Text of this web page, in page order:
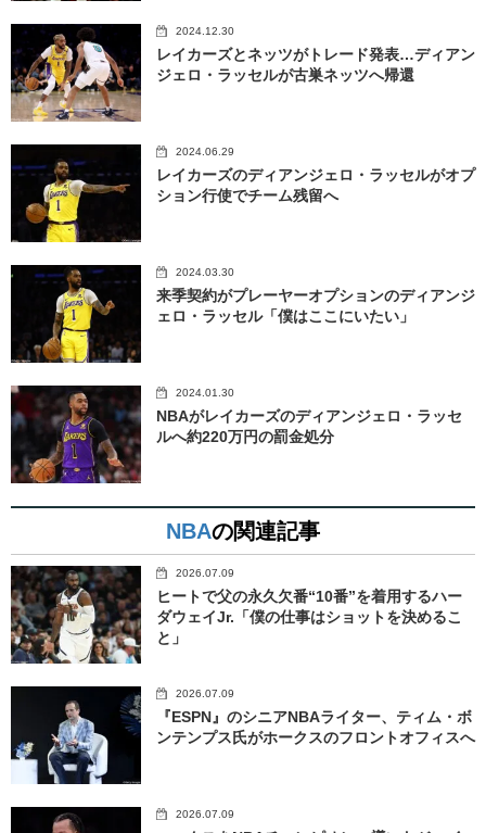
2024.12.30
レイカーズとネッツがトレード発表…ディアン
ジェロ・ラッセルが古巣ネッツへ帰還
2024.06.29
レイカーズのディアンジェロ・ラッセルがオプ
ション行使でチーム残留へ
2024.03.30
来季契約がプレーヤーオプションのディアンジ
ェロ・ラッセル「僕はここにいたい」
2024.01.30
NBAがレイカーズのディアンジェロ・ラッセ
ルへ約220万円の罰金処分
NBAの関連記事
2026.07.09
ヒートで父の永久欠番“10番”を着用するハー
ダウェイJr.「僕の仕事はショットを決めるこ
と」
2026.07.09
『ESPN』のシニアNBAライター、ティム・ボ
ンテンプス氏がホークスのフロントオフィスへ
2026.07.09